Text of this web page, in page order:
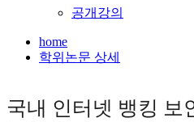
공개강의
home
학위논문 상세
국내 인터넷 뱅킹 보